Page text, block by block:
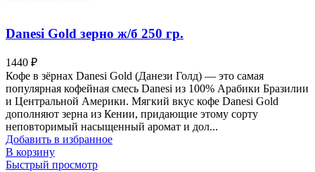
Danesi Gold зерно ж/б 250 гр.
1440 ₽
Кофе в зёрнах Danesi Gold (Данези Голд) — это самая
популярная кофейная смесь Danesi из 100% Арабики Бразилии
и Центральной Америки. Мягкий вкус кофе Danesi Gold
дополняют зерна из Кении, придающие этому сорту
неповторимый насыщенный аромат и дол...
Добавить в избранное
В корзину
Быстрый просмотр